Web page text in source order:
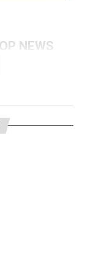
NEWS